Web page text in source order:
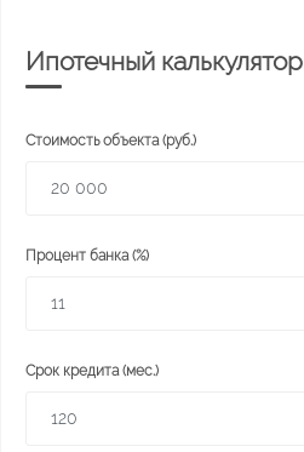
Ипотечный калькулятор
Стоимость объекта (руб.)
Процент банка (%)
Срок кредита (мес.)